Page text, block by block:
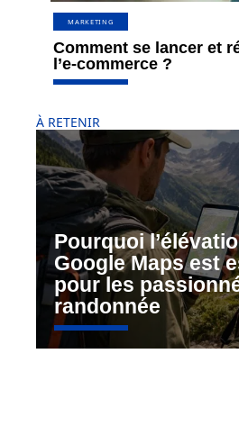
MARKETING
Comment se lancer et
l’e-commerce ?
À RETENIR
Pourquoi
Google Maps est
pour les
randonnée